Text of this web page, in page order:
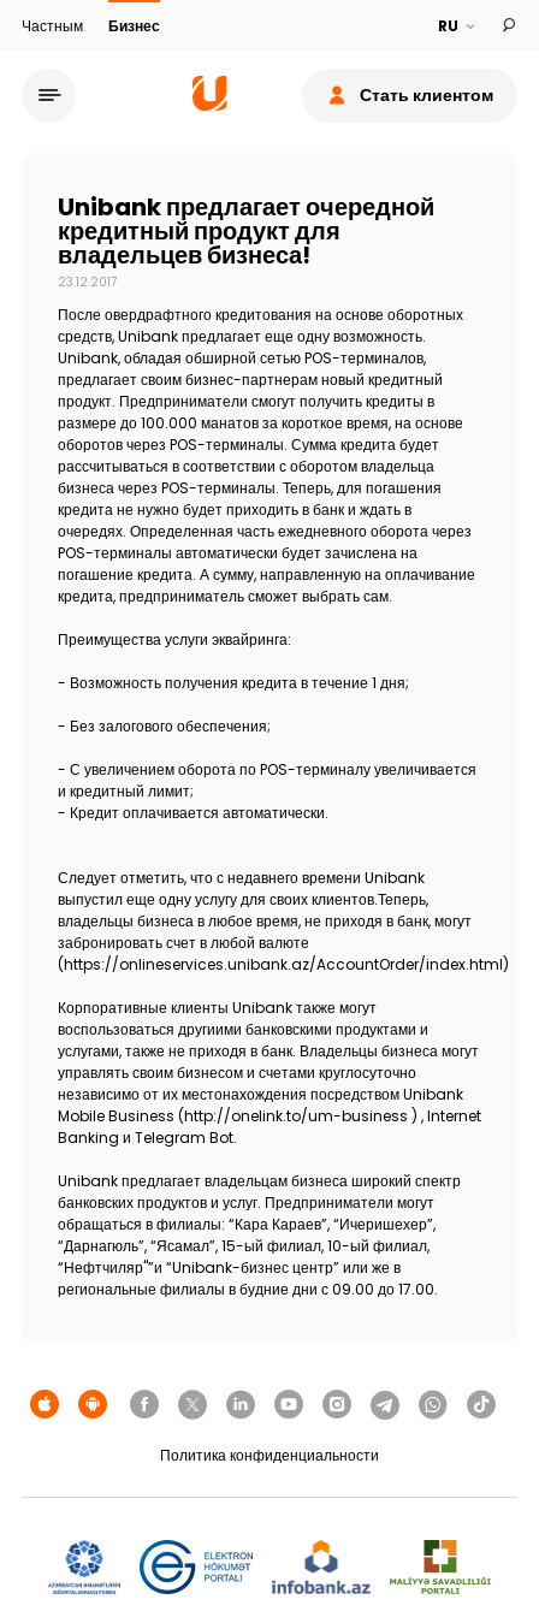
Частным Бизнес
Стать клиентом
О банке
Устойчивость
Кешбэк
Тарифы
Кадровые ресурсы
F.A.Q
Unibank предлагает очередной
кредитный продукт для
владельцев бизнеса!
23.12.2017
После овердрафтного кредитования на основе оборотных
средств, Unibank предлагает еще одну возможность.
Unibank, обладая обширной сетью POS-терминалов,
предлагает своим бизнес-партнерам новый кредитный
продукт. Предприниматели смогут получить кредиты в
размере до 100.000 манатов за короткое время, на основе
оборотов через POS-терминалы. Сумма кредита будет
рассчитываться в соответствии с оборотом владельца
бизнеса через POS-терминалы. Теперь, для погашения
кредита не нужно будет приходить в банк и ждать в
очередях. Определенная часть ежедневного оборота через
POS-терминалы автоматически будет зачислена на
погашение кредита. А сумму, направленную на оплачивание
кредита, предприниматель сможет выбрать сам.
Преимущества услуги эквайринга:
- Возможность получения кредита в течение 1 дня;
- Без залогового обеспечения;
- С увеличением оборота по POS-терминалу увеличивается
и кредитный лимит;
- Кредит оплачивается автоматически.
Следует отметить, что с недавнего времени Unibank
выпустил еще одну услугу для своих клиентов.Теперь,
владельцы бизнеса в любое время, не приходя в банк, могут
забронировать счет в любой валюте
(https://onlineservices.unibank.az/AccountOrder/index.html)
Корпоративные клиенты Unibank также могут
воспользоваться другиими банковскими продуктами и
услугами, также не приходя в банк. Владельцы бизнеса могут
управлять своим бизнесом и счетами круглосуточно
независимо от их местонахождения посредством Unibank
Mobile Business (http://onelink.to/um-business ) , Internet
Banking и Telegram Bot.
Unibank предлагает владельцам бизнеса широкий спектр
банковских продуктов и услуг. Предприниматели могут
обращаться в филиалы: “Кара Караев”, “Ичеришехер”,
“Дарнагюль”, “Ясамал”, 15-ый филиал, 10-ый филиал,
“Нефтчиляр"”и “Unibank-бизнес центр” или же в
региональные филиалы в будние дни с 09.00 до 17.00.
Политика конфиденциальности